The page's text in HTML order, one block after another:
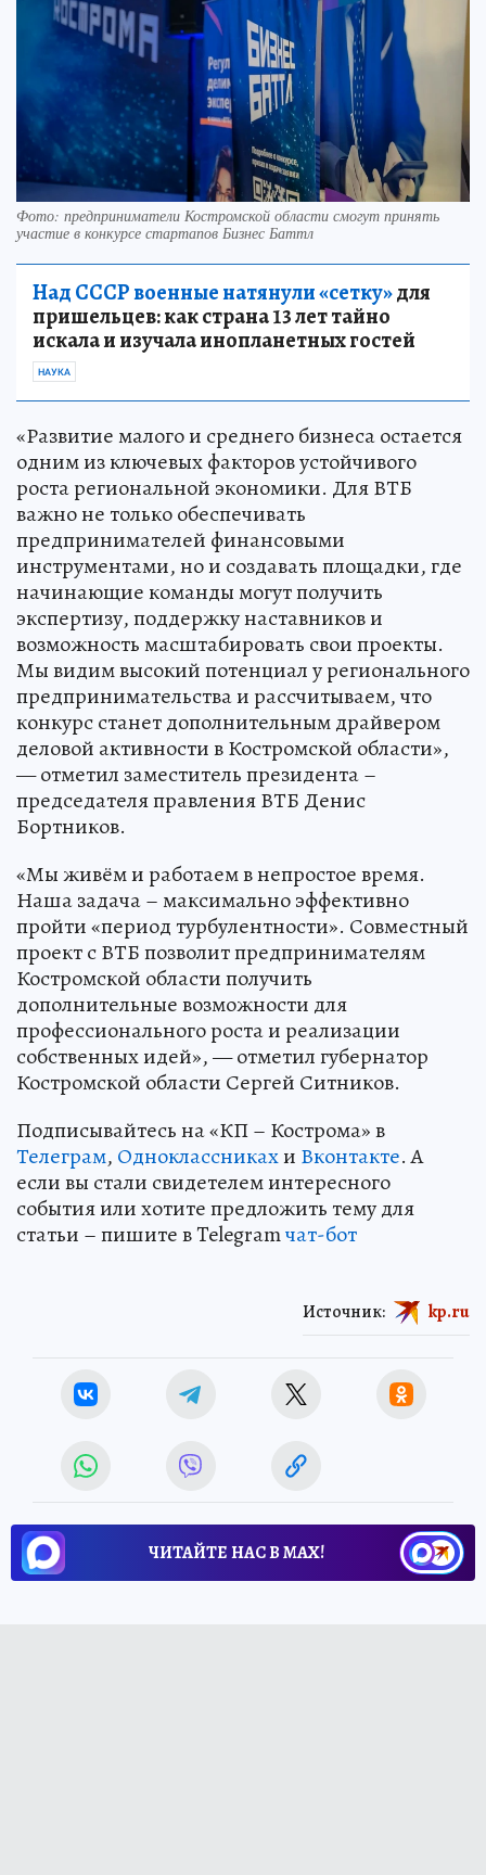
Фото: предприниматели Костромской области смогут принять
участие в конкурсе стартапов Бизнес Баттл
Над СССР военные натянули «сетку»для
пришельцев: как страна 13 лет тайно
искала и изучала инопланетных гостей
НАУКА
«Развитие малого и среднего бизнеса остается
одним из ключевых факторов устойчивого
роста региональной экономики. Для ВТБ
важно не только обеспечивать
предпринимателей финансовыми
инструментами, но и создавать площадки, где
начинающие команды могут получить
экспертизу, поддержку наставников и
возможность масштабировать свои проекты.
Мы видим высокий потенциал у регионального
предпринимательства и рассчитываем, что
конкурс станет дополнительным драйвером
деловой активности в Костромской области»,
— отметил заместитель президента –
председателя правления ВТБ Денис
Бортников.
«Мы живём и работаем в непростое время.
Наша задача – максимально эффективно
пройти «период турбулентности». Совместный
проект с ВТБ позволит предпринимателям
Костромской области получить
дополнительные возможности для
профессионального роста и реализации
собственных идей», — отметил губернатор
Костромской области Сергей Ситников.
Подписывайтесь на «КП – Кострома» в
Телеграм, Одноклассникахи Вконтакте. А
если вы стали свидетелем интересного
события или хотите предложить тему для
статьи – пишите в Telegramчат-бот
Источник: kp.ru
ЧИТАЙТЕ НАС В МАХ!